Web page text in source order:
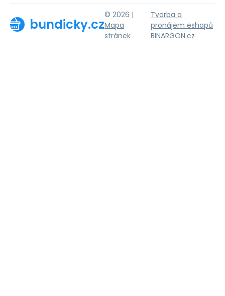
bundicky.cz
© 2026 |
Mapa
stránek
Tvorba a
pronájem eshopů
BINARGON.cz